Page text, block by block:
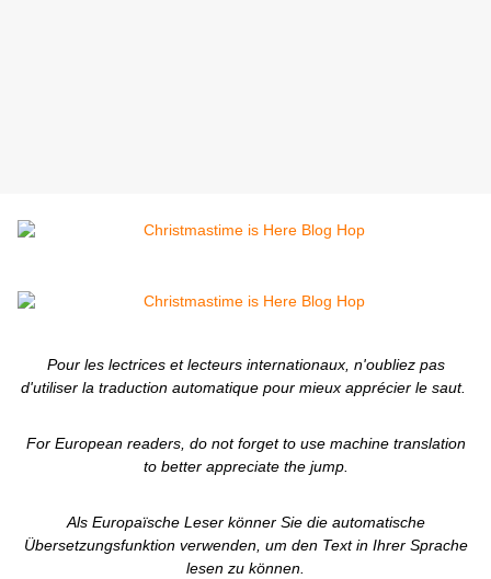
Pour les lectrices et lecteurs internationaux, n'oubliez pas
d'utiliser la traduction automatique pour mieux apprécier le saut.
For European readers, do not forget to use machine translation
to better appreciate the jump.
Als Europaïsche Leser könner Sie die automatische
Übersetzungsfunktion verwenden, um den Text in Ihrer Sprache
lesen zu können.